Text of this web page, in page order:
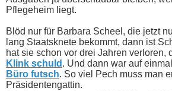
Pflegeheim liegt.
Blöd nur für Barbara Scheel, die jetzt
lang Staatsknete bekommt, dann ist
hat sie schon vor drei Jahren verloren,
Klink schuld . Und dann war auf
Büro futsch. So viel Pech muss man
Präsidentengattin.